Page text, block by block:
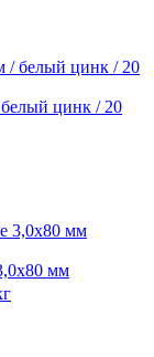
цинк / 20
мм